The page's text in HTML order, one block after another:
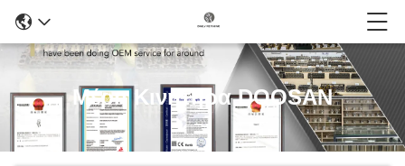
Μέρη Κινητήρα DOOSAN